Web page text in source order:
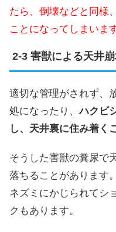
たら、倒壊などと同様
ことになってしまいます
害獣による天井
適切な管理がされず、
処になったり、ハクビ
し、天井裏に住み着く
そうした害獣の糞尿で
落ちることがあります
ネズミにかじられてシ
クもあります。